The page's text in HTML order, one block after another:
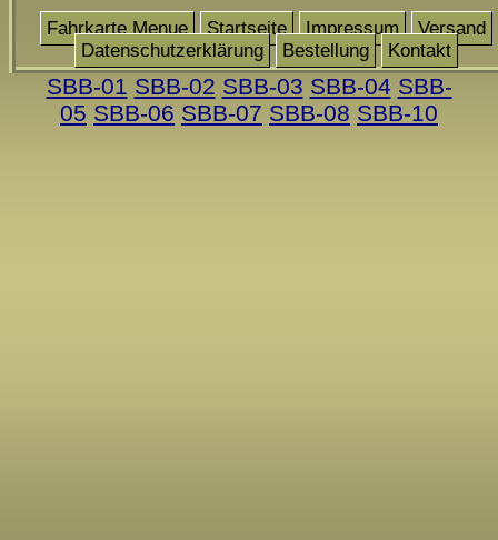
Fahrkarte Menue Startseite Impressum
Versand
Datenschutzerklärung
Bestellung Kontakt
SBB-01 SBB-02 SBB-03 SBB-04 SBB-
05 SBB-06 SBB-07 SBB-08 SBB-10